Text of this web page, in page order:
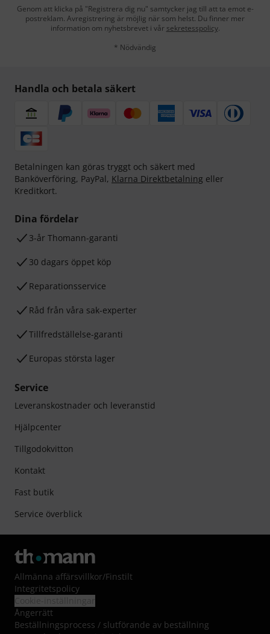
Genom att klicka på "Registrera dig nu" samtycker jag till att ta emot e-
postreklam. Avregistrering är möjlig när som helst. Du finner mer
information om nyhetsbrevet i vår sekretesspolicy.
* Nödvändig
Handla och betala säkert
Betalningen kan göras tryggt och säkert med
Banköverföring, PayPal, Klarna Direktbetalning eller
Kreditkort.
Dina fördelar
3-år Thomann-garanti
30 dagars öppet köp
Reparationsservice
Råd från våra sak-experter
Tillfredställelse-garanti
Europas största lager
Service
Leveranskostnader och leveranstid
Hjälpcenter
Tillgodokvitton
Kontakt
Fast butik
Service överblick
Allmänna affärsvillkor/Finstilt
Integritetspolicy
Ångerrätt
Beställningsprocess / slutförande av beställning